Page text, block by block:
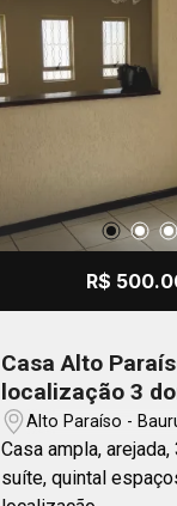
R$
Casa Alto
localização 3
Alto Paraíso -
Casa ampla,
suíte, quintal espaçoso. Ótima